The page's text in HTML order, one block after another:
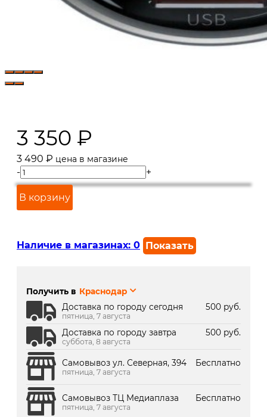
3 350 ₽
3 490 ₽ цена в магазине
- +
В корзину
Наличие в магазинах: 0 Показать
г. Краснодар, ТК Медиаплаза:
Получить в Краснодар
Доставка по городу сегодня
500 руб.
пятница, 7 августа
Доставка по городу завтра 500 руб.
суббота, 8 августа
Самовывоз ул. Северная, 394 Бесплатно
пятница, 7 августа
Самовывоз ТЦ Медиаплаза Бесплатно
пятница, 7 августа